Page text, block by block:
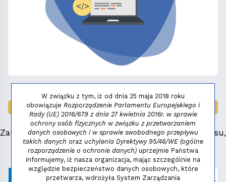
LAUREAT NAGRODY:MAŁY FENIKS 2025
Zauważyłeś błąd, masz propozycje dotyczące serwisu,
napisz:niezbednik@niedziela.pl
W związku z tym, iż od dnia 25 maja 2018 roku
obowiązuje Rozporządzenie Parlamentu Europejskiego i
Rady (UE) 2016/679 z dnia 27 kwietnia 2016r. w sprawie
ochrony osób fizycznych w związku z przetwarzaniem
danych osobowych i w sprawie swobodnego przepływu
takich danych oraz uchylenia Dyrektywy 95/46/WE (ogólne
rozporządzenie o ochronie danych) uprzejmie Państwa
informujemy, iż nasza organizacja, mając szczególnie na
względzie bezpieczeństwo danych osobowych, które
przetwarza, wdrożyła System Zarządzania